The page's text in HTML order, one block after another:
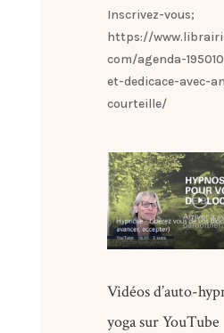
Inscrivez-vous;
https://
com/agenda-
et-dedicace-avec-
courteille/
Vidéos d’auto-
yoga sur YouTube